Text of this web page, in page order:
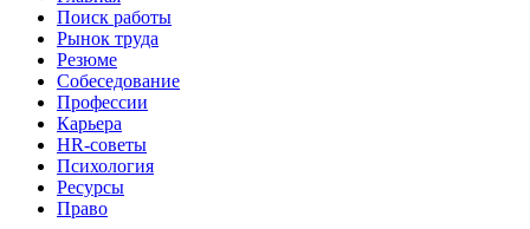
Поиск работы
Рынок труда
Резюме
Собеседование
Профессии
Карьера
HR-советы
Психология
Ресурсы
Право